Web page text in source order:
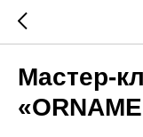
Мастер-